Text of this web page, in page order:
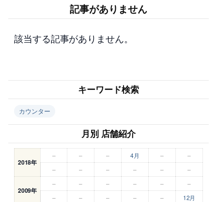
記事がありません
該当する記事がありません。
キーワード検索
カウンター
月別 店舗紹介
2018年
– – – 4月 –
–
–
– – – – –
2009年
– – – – –
–
–
– – – – 12月